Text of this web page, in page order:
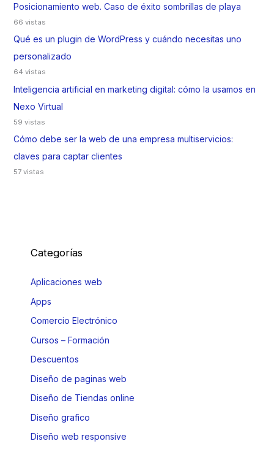
Posicionamiento web. Caso de éxito sombrillas de playa
66 vistas
Qué es un plugin de WordPress y cuándo necesitas uno
personalizado
64 vistas
Inteligencia artificial en marketing digital: cómo la usamos en
Nexo Virtual
59 vistas
Cómo debe ser la web de una empresa multiservicios:
claves para captar clientes
57 vistas
Categorías
Aplicaciones web
Apps
Comercio Electrónico
Cursos – Formación
Descuentos
Diseño de paginas web
Diseño de Tiendas online
Diseño grafico
Diseño web responsive